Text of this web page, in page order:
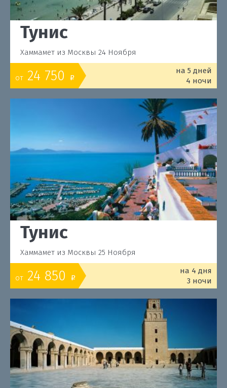
Тунис
Хаммамет из Москвы 24 Ноября
от 24 750 o
на 5 дней
4 ночи
Тунис
Хаммамет из Москвы 25 Ноября
от 24 850 o
на 4 дня
3 ночи